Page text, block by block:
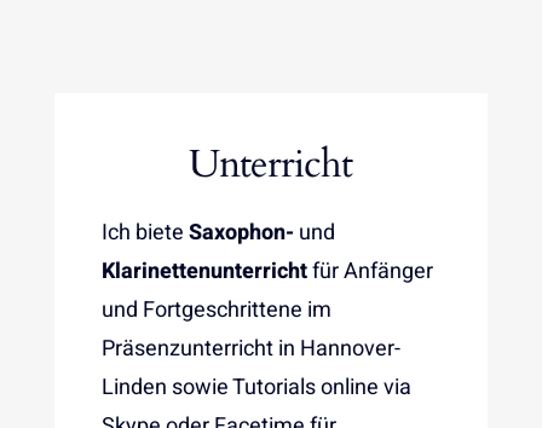
Unterricht
Ich bieteSaxophon- und
Klarinettenunterrichtfür Anfänger
und Fortgeschrittene im
Präsenzunterricht in Hannover-
Linden sowie Tutorials online via